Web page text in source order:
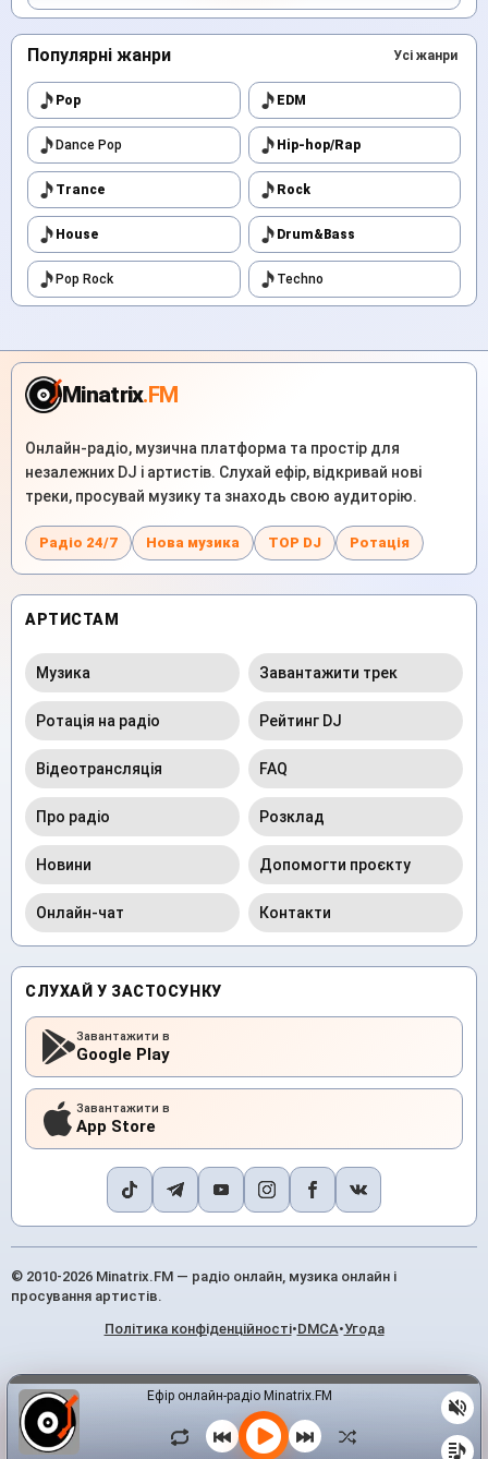
Популярні жанри Усі жанри
Pop EDM
Dance Pop Hip-hop/Rap
Trance Rock
House Drum&Bass
Pop Rock Techno
Minatrix.FM
Онлайн-радіо, музична платформа та простір для
незалежних DJ і артистів. Слухай ефір, відкривай нові
треки, просувай музику та знаходь свою аудиторію.
Радіо 24/7 Нова музика TOP DJ Ротація
АРТИСТАМ
Музика Завантажити трек
Ротація на радіо Рейтинг DJ
Відеотрансляція FAQ
Про радіо Розклад
Новини Допомогти проєкту
Онлайн-чат Контакти
СЛУХАЙ У ЗАСТОСУНКУ
Завантажити в
Google Play
Завантажити в
App Store
© 2010-2026 Minatrix.FM — радіо онлайн, музика онлайн і
просування артистів.
Політика конфіденційності•DMCA•Угода
Ефір онлайн-радіо Minatrix.FM